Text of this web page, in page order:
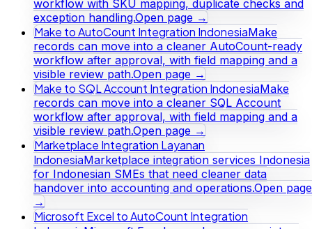
workflow with SKU mapping, duplicate checks and
exception handling.Open page →
Make to AutoCount Integration IndonesiaMake
records can move into a cleaner AutoCount-ready
workflow after approval, with field mapping and a
visible review path.Open page →
Make to SQL Account Integration IndonesiaMake
records can move into a cleaner SQL Account
workflow after approval, with field mapping and a
visible review path.Open page →
Marketplace Integration Layanan
IndonesiaMarketplace integration services Indonesia
for Indonesian SMEs that need cleaner data
handover into accounting and operations.Open page
→
Microsoft Excel to AutoCount Integration